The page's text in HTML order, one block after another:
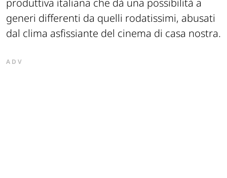
produttiva italiana che dà una possibilità a
generi differenti da quelli rodatissimi, abusati
dal clima asfissiante del cinema di casa nostra.
ADV